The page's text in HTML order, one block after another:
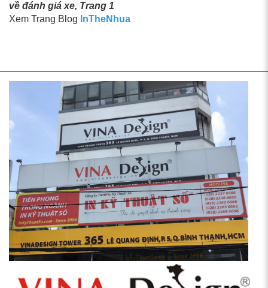
về đánh giá xe, Trang 1
Xem Trang Blog InTheNhua